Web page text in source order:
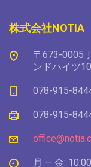
株式会社NOTIA
〒673-0005
ンドハイツ
078-915-
078-915-
月 — 金: